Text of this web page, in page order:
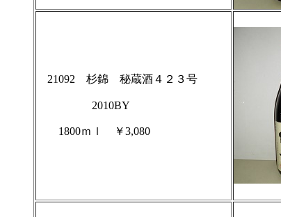
21092 杉錦 秘蔵酒４２３号
2010BY
1800ｍｌ ￥3,080